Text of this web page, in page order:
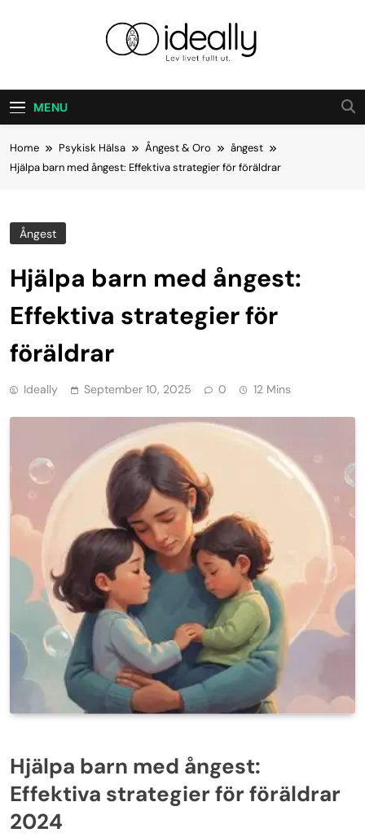
Ideally
MENU
Home Psykisk Hälsa Ångest & Oro
ångest
Hjälpa barn med ångest: Effektiva strategier för föräldrar
Ångest
Hjälpa barn med ångest:
Effektiva strategier för
föräldrar
Ideally September 10, 2025 0 12 Mins
Hjälpa barn med ångest:
Effektiva strategier för föräldrar
2024